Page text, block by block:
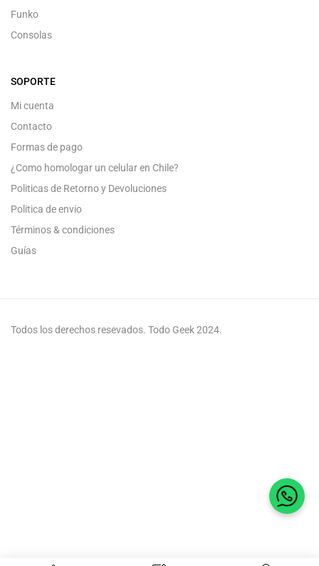
Funko
Consolas
SOPORTE
Mi cuenta
Contacto
Formas de pago
¿Como homologar un celular en Chile?
Politicas de Retorno y Devoluciones
Politica de envio
Términos & condiciones
Guías
Todos los derechos resevados. Todo Geek 2024.
Habla